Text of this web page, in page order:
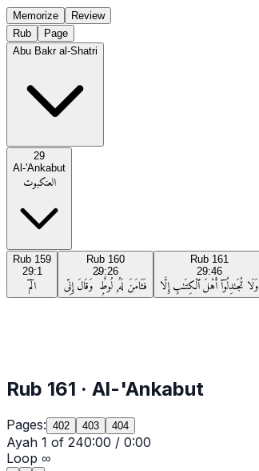
Memorize
Review
Rub
Page
Abu Bakr al-Shatri
29
Al-'Ankabut
العنكبوت
Rub 159
29:1
الٓمٓ
Rub 160
29:26
فَـَٔامَنَ لَهُۥ لُوطٌۭ ۘ وَقَالَ إِنِّى
Rub 161
29:46
وَلَا تُجَـٰدِلُوٓا۟ أَهْلَ ٱلْكِتَـٰبِ إِلَّا
Rub 161 · Al-'Ankabut
Pages: 402 403 404
Ayah 1 of 240:00 / 0:00
Loop ∞